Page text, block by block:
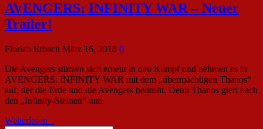
AVENGERS: INFINITY WAR – Neuer
Trailer!
Florian Erbach März 16, 2018 0
Die Avengers stürzen sich erneut in den Kampf und nehmen es in
AVENGERS: INFINITY WAR mit dem „übermächtigen Thanos“
auf, der die Erde und die Avengers bedroht. Denn Thanos giert nach
den „Infinity-Steinen“ und
Weiterlesen »